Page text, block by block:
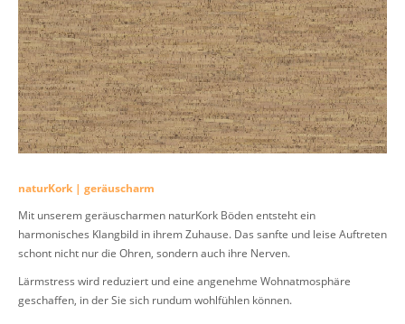
naturKork | geräuscharm
Mit unserem geräuscharmen naturKork Böden entsteht ein
harmonisches Klangbild in ihrem Zuhause. Das sanfte und leise Auftreten
schont nicht nur die Ohren, sondern auch ihre Nerven.
Lärmstress wird reduziert und eine angenehme Wohnatmosphäre
geschaffen, in der Sie sich rundum wohlfühlen können.